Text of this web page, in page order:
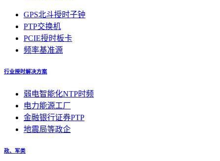
GPS北斗授时子钟
PTP交换机
PCIE授时板卡
频率基准源
行业授时解决方案
弱电智能化NTP时频
电力能源工厂
金融银行证券PTP
地震局等政企
政、军类